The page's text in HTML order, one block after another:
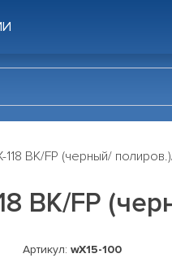
BK/FP (черный/
BK/FP
Артикул: wX15-100